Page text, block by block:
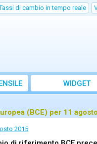
di cambio in tempo reale
WIDGET
(BCE) per 11
2015